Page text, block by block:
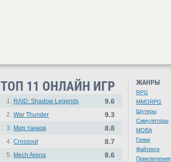
ТОП 11 ОНЛАЙН ИГР
1. RAID: Shadow Legends 9.6
2. War Thunder 9.3
3. Мир танков 8.8
4. Crossout 8.7
5. Mech Arena 8.6
ЖАНРЫ
RPG
MMORPG
Шутеры
Симуляторы
MOBA
Гонки
Файтинги
Приключения